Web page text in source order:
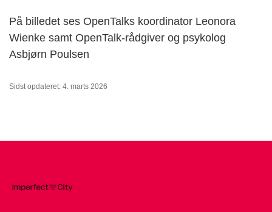
På billedet ses OpenTalks koordinator Leonora
Wienke samt OpenTalk-rådgiver og psykolog
Asbjørn Poulsen
Sidst opdateret: 4. marts 2026